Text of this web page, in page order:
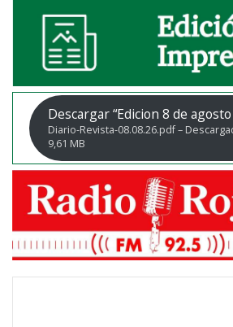
Descargar “Edicion 8 de
Diario-Revista-08.08.26.pdf –
9,61 MB